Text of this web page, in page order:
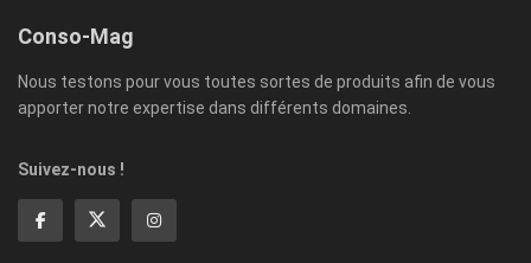
Conso-Mag
Nous testons pour vous toutes sortes de produits afin de vous
apporter notre expertise dans différents domaines.
Suivez-nous !